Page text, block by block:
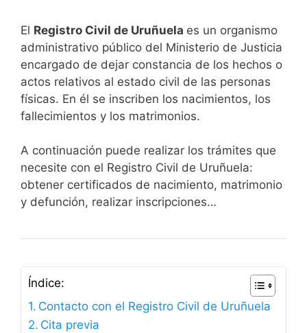
El Registro Civil de Uruñuela es un organismo
administrativo público del Ministerio de Justicia
encargado de dejar constancia de los hechos o
actos relativos al estado civil de las personas
físicas. En él se inscriben los nacimientos, los
fallecimientos y los matrimonios.
A continuación puede realizar los trámites que
necesite con el Registro Civil de Uruñuela:
obtener certificados de nacimiento, matrimonio
y defunción, realizar inscripciones…
Índice:
Contacto con el Registro Civil de Uruñuela
Cita previa